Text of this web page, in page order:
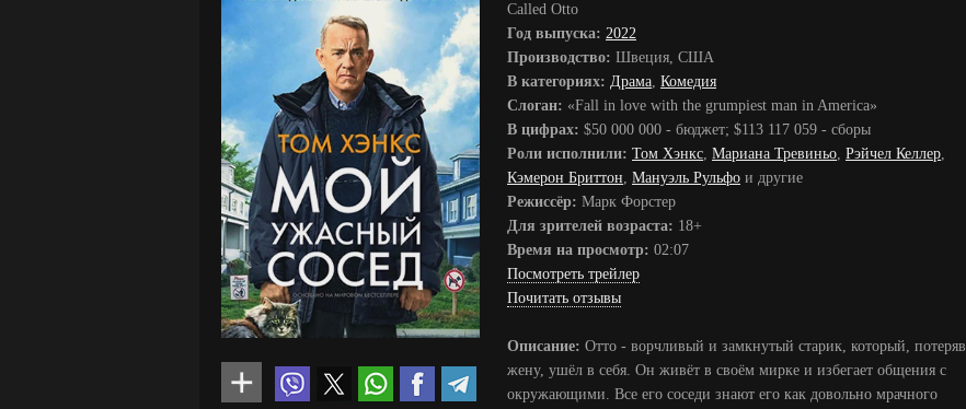
Called Otto
Год выпуска: 2022
Производство: Швеция, США
В категориях: Драма, Комедия
Слоган: «Fall in love with the grumpiest man in America»
В цифрах: $50 000 000 - бюджет; $113 117 059 - сборы
Роли исполнили: Том Хэнкс, Мариана Тревиньо, Рэйчел Келлер,
Кэмерон Бриттон, Мануэль Рульфо и другие
Режиссёр: Марк Форстер
Для зрителей возраста: 18+
Время на просмотр: 02:07
Посмотреть трейлер
Почитать отзывы
Описание: Отто - ворчливый и замкнутый старик, который, потеряв
жену, ушёл в себя. Он живёт в своём мирке и избегает общения с
окружающими. Все его соседи знают его как довольно мрачного